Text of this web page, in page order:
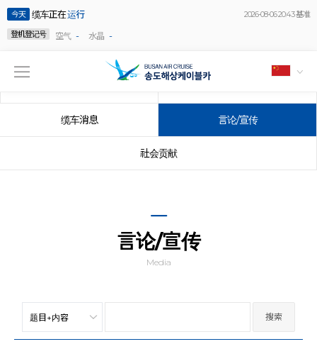
今天 缆车正在运行
2026-08-06 20:43 基准
登机登记号
空气 - 水晶 -
缆车消息 言论/宣传
社会贡献
言论/宣传
Media